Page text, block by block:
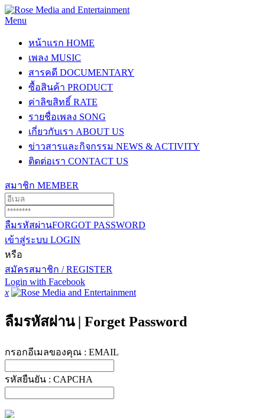
Menu
หน้าแรก HOME
เพลง MUSIC
สารคดี DOCUMENTARY
ซื้อสินค้า PRODUCT
ค่าลิขสิทธิ์ RATE
รายชื่อเพลง SONG
เกี่ยวกับเรา ABOUT US
ข่าวสารและกิจกรรม NEWS & ACTIVITY
ติดต่อเรา CONTACT US
สมาชิก MEMBER
ลืมรหัสผ่านFORGOT PASSWORD
เข้าสู่ระบบ LOGIN
หรือ
สมัครสมาชิก / REGISTER
Login with Facebook
x
ลืมรหัสผ่าน | Forget Password
กรอกอีเมลของคุณ : EMAIL
รหัสยืนยัน : CAPCHA